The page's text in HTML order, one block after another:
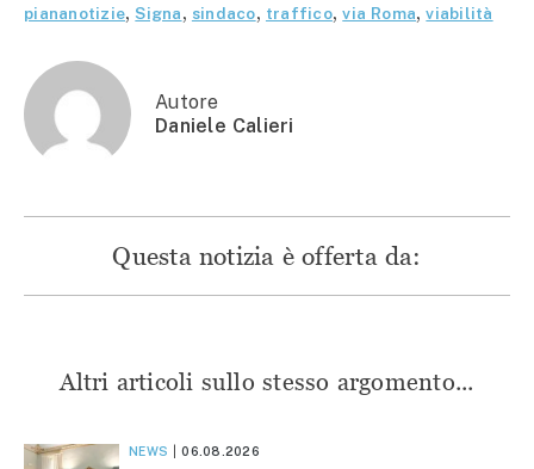
apre
in
in
una
in
una
in
una
piananotizie,Signa, sindaco, traffico,via Roma,viabilità
Autore
Daniele Calieri
Questa notizia è offerta da:
Altri articoli sullo stesso argomento...
NEWS 06.08.2026